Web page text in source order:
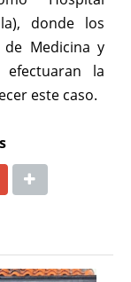
donde los
de Medicina y
efectuaran la
este caso.